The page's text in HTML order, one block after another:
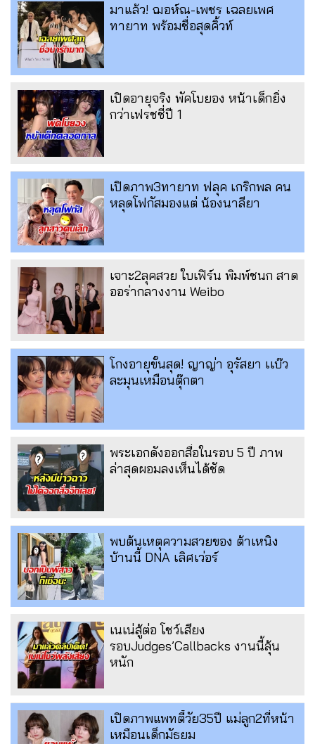
มาแล้ว! ฌอห์ณ-เพชร เฉลยเพศ
ทายาท พร้อมชื่อสุดคิ้วท์
เปิดอายุจริง พัคโบยอง หน้าเด็กยิ่ง
กว่าเฟรชชี่ปี 1
เปิดภาพ3ทายาท ฟลุค เกริกพล คน
หลุดโฟกัสมองแต่ น้องนาลียา
เจาะ2ลุคสวย ใบเฟิร์น พิมพ์ชนก สาด
ออร่ากลางงาน Weibo
โกงอายุขั้นสุด! ญาญ่า อุรัสยา เเบ๊ว
ละมุนเหมือนตุ๊กตา
พระเอกดังออกสื่อในรอบ 5 ปี ภาพ
ล่าสุดผอมลงเห็นได้ชัด
พบต้นเหตุความสวยของ ต้าเหนิง
บ้านนี้ DNA เลิศเว่อร์
เนเน่สู้ต่อ โชว์เสียง
รอบJudges’Callbacks งานนี้ลุ้น
หนัก
เปิดภาพแพทตี้วัย35ปี แม่ลูก2ที่หน้า
เหมือนเด็กมัธยม